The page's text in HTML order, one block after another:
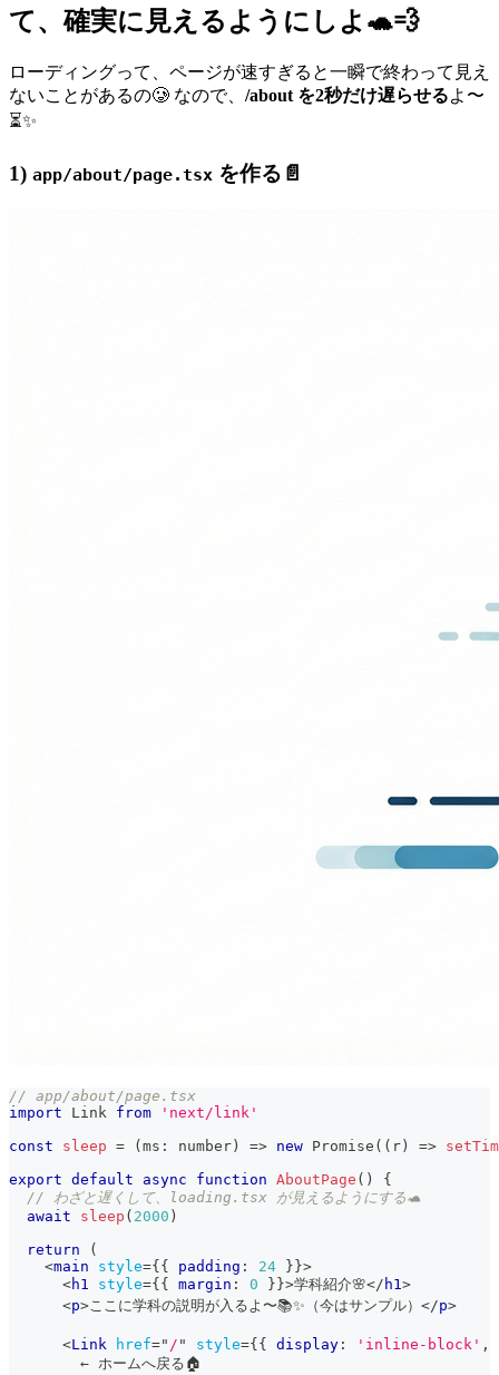
て、確実に見えるようにしよ🐢💨
ローディングって、ページが速すぎると一瞬で終わって見え
ないことがあるの🥲 なので、 /about を2秒だけ遅らせるよ〜
⏳✨
1) app/about/page.tsx を作る📄
// app/about/page.tsx
import
Link from
'next/link'
const
sleep = (ms : number) => new Promise ( ( r) =>
export default async function AboutPage ( )
{
// わざと遅くして、loading.tsx が見えるようにする🐢
await
sleep ( 2000 )
return
(
<main style={{ padding : 24 }}>
<h1 style={{ margin : 0 }}>学科紹介🌸</ h1 >
<p> ここに学科の説明が入るよ〜📚✨（今はサンプル） </p>
<Link href=" / " style={{ display : 'inline-block' ,
        ← ホームへ戻る🏠